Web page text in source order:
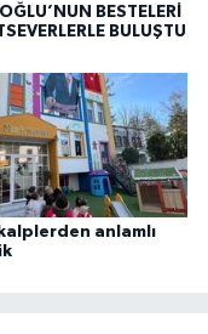
BESTELERİ
BULUŞTU
anlamlı